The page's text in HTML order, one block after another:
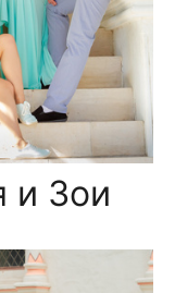
и Зои